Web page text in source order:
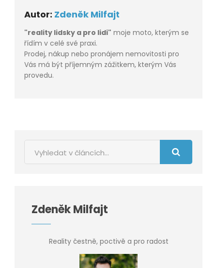
Autor: Zdeněk Milfajt
"reality lidsky a pro lidi" moje moto, kterým se
řídím v celé své praxi.
Prodej, nákup nebo pronájem nemovitosti pro
Vás má být příjemným zážitkem, kterým Vás
provedu.
Zdeněk Milfajt
Reality čestně, poctivě a pro radost